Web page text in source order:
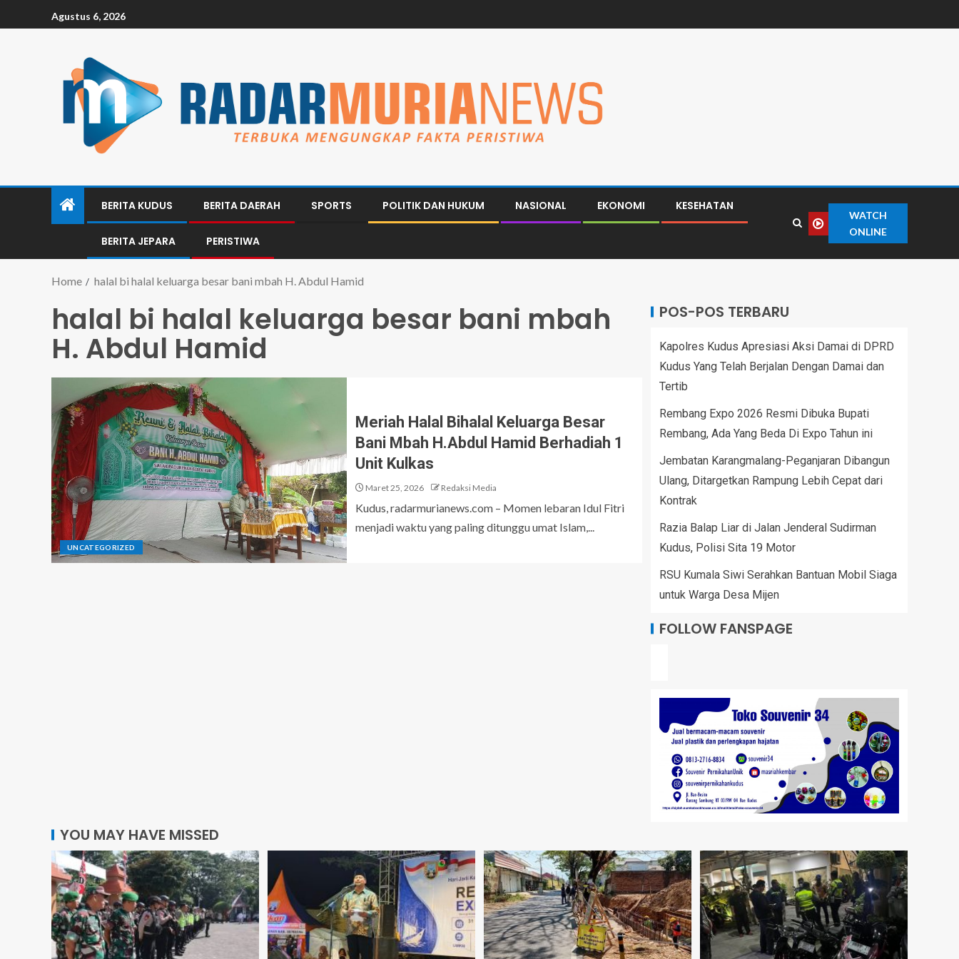
Agustus 6, 2026
BERITA KUDUS BERITA DAERAH SPORTS POLITIK DAN HUKUM NASIONAL EKONOMI KESEHATAN
BERITA JEPARA PERISTIWA
WATCH
ONLINE
Home halal bi halal keluarga besar bani mbah H. Abdul Hamid
halal bi halal keluarga besar bani mbah
H. Abdul Hamid
UNCATEGORIZED
Meriah Halal Bihalal Keluarga Besar
Bani Mbah H.Abdul Hamid Berhadiah 1
Unit Kulkas
Maret 25, 2026 Redaksi Media
Kudus, radarmurianews.com – Momen lebaran Idul Fitri
menjadi waktu yang paling ditunggu umat Islam,...
POS-POS TERBARU
Kapolres Kudus Apresiasi Aksi Damai di DPRD
Kudus Yang Telah Berjalan Dengan Damai dan
Tertib
Rembang Expo 2026 Resmi Dibuka Bupati
Rembang, Ada Yang Beda Di Expo Tahun ini
Jembatan Karangmalang-Peganjaran Dibangun
Ulang, Ditargetkan Rampung Lebih Cepat dari
Kontrak
Razia Balap Liar di Jalan Jenderal Sudirman
Kudus, Polisi Sita 19 Motor
RSU Kumala Siwi Serahkan Bantuan Mobil Siaga
untuk Warga Desa Mijen
FOLLOW FANSPAGE
YOU MAY HAVE MISSED